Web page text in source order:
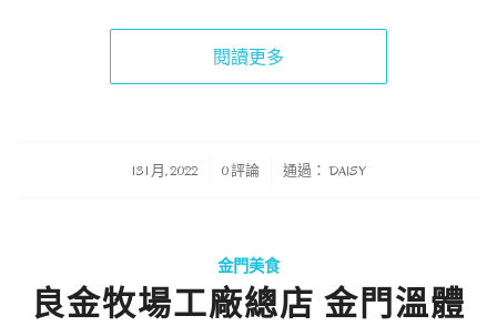
閱讀更多
13 1 月, 2022
/ 0 評論 通過： DAISY
金門美食
良金牧場工廠總店 金門溫體